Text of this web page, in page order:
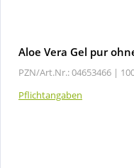
Aloe Vera Gel pur
PZN/Art.Nr.: 04653466 |
Pflichtangaben